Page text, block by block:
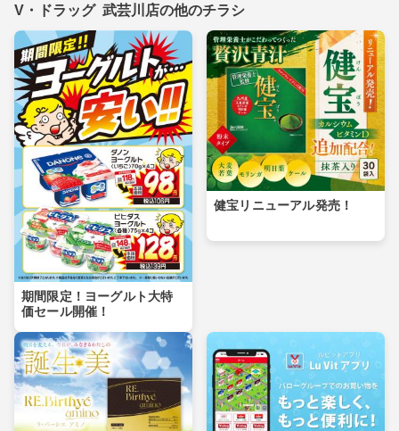
V・ドラッグ 武芸川店の他のチラシ
期間限定！ヨーグルト大特
価セール開催！
健宝リニューアル発売！